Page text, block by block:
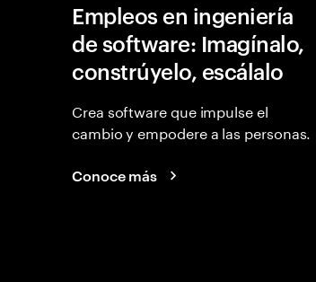
Empleos en ingeniería
de software: Imagínalo,
constrúyelo, escálalo
Crea software que impulse el
cambio y empodere a las personas.
Conoce más